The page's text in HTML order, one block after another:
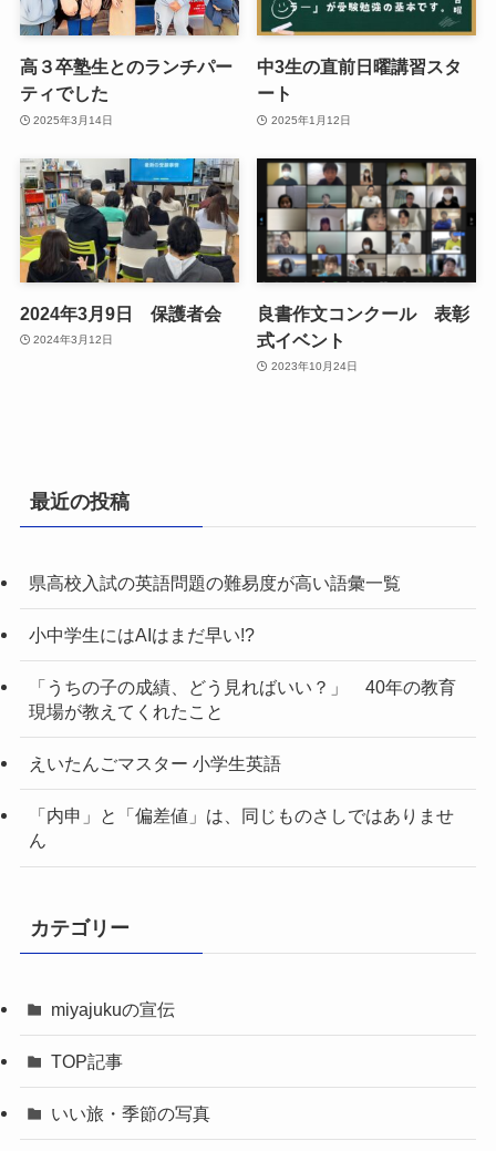
高３卒塾生とのランチパー
ティでした
2025年3月14日
中3生の直前日曜講習スタ
ート
2025年1月12日
2024年3月9日 保護者会
2024年3月12日
良書作文コンクール 表彰
式イベント
2023年10月24日
最近の投稿
県高校入試の英語問題の難易度が高い語彙一覧
小中学生にはAIはまだ早い!?
「うちの子の成績、どう見ればいい？」 40年の教育
現場が教えてくれたこと
えいたんごマスター 小学生英語
「内申」と「偏差値」は、同じものさしではありませ
ん
カテゴリー
miyajukuの宣伝
TOP記事
いい旅・季節の写真